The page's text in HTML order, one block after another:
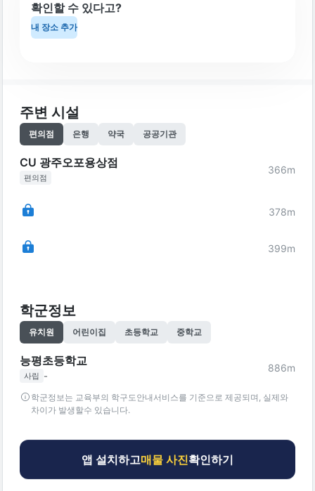
확인할 수 있다고?
내 장소 추가
주변 시설
편의점 은행 약국 공공기관
CU 광주오포용상점
편의점
366m
378m
399m
학군정보
유치원 어린이집 초등학교 중학교
능평초등학교
사립 -
886m
학군정보는 교육부의 학구도안내서비스를 기준으로 제공되며, 실제와
차이가 발생할수 있습니다.
앱 설치하고매물 사진확인하기